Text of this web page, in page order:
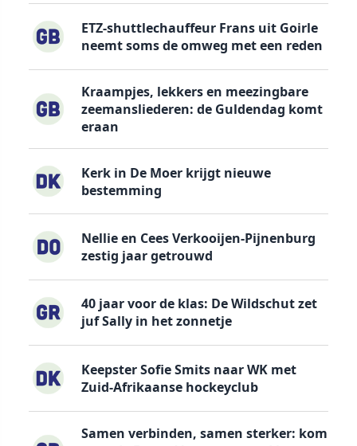
ETZ-shuttlechauffeur Frans uit Goirle
neemt soms de omweg met een reden
Kraampjes, lekkers en meezingbare
zeemansliederen: de Guldendag komt
eraan
Kerk in De Moer krijgt nieuwe
bestemming
Nellie en Cees Verkooijen-Pijnenburg
zestig jaar getrouwd
40 jaar voor de klas: De Wildschut zet
juf Sally in het zonnetje
Keepster Sofie Smits naar WK met
Zuid-Afrikaanse hockeyclub
Samen verbinden, samen sterker: kom